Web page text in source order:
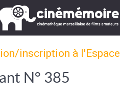
inscription à
N° 385